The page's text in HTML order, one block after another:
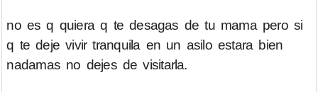
no es q quiera q te desagas de tu mama pero si
q te deje vivir tranquila en un asilo estara bien
nadamas no dejes de visitarla.